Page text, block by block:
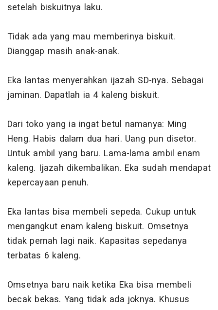
setelah biskuitnya laku.
Tidak ada yang mau memberinya biskuit.
Dianggap masih anak-anak.
Eka lantas menyerahkan ijazah SD-nya. Sebagai
jaminan. Dapatlah ia 4 kaleng biskuit.
Dari toko yang ia ingat betul namanya: Ming
Heng. Habis dalam dua hari. Uang pun disetor.
Untuk ambil yang baru. Lama-lama ambil enam
kaleng. Ijazah dikembalikan. Eka sudah mendapat
kepercayaan penuh.
Eka lantas bisa membeli sepeda. Cukup untuk
mengangkut enam kaleng biskuit. Omsetnya
tidak pernah lagi naik. Kapasitas sepedanya
terbatas 6 kaleng.
Omsetnya baru naik ketika Eka bisa membeli
becak bekas. Yang tidak ada joknya. Khusus